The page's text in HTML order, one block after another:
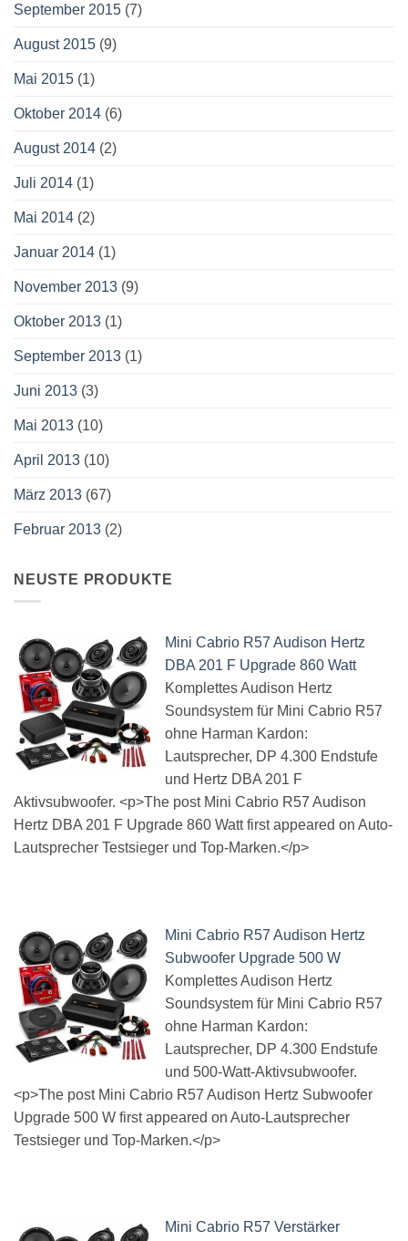
September 2015 (7)
August 2015 (9)
Mai 2015 (1)
Oktober 2014 (6)
August 2014 (2)
Juli 2014 (1)
Mai 2014 (2)
Januar 2014 (1)
November 2013 (9)
Oktober 2013 (1)
September 2013 (1)
Juni 2013 (3)
Mai 2013 (10)
April 2013 (10)
März 2013 (67)
Februar 2013 (2)
NEUSTE PRODUKTE
Mini Cabrio R57 Audison Hertz
DBA 201 F Upgrade 860 Watt
Komplettes Audison Hertz
Soundsystem für Mini Cabrio R57
ohne Harman Kardon:
Lautsprecher, DP 4.300 Endstufe
und Hertz DBA 201 F
Aktivsubwoofer. <p>The post Mini Cabrio R57 Audison
Hertz DBA 201 F Upgrade 860 Watt first appeared on Auto-
Lautsprecher Testsieger und Top-Marken.</p>
Mini Cabrio R57 Audison Hertz
Subwoofer Upgrade 500 W
Komplettes Audison Hertz
Soundsystem für Mini Cabrio R57
ohne Harman Kardon:
Lautsprecher, DP 4.300 Endstufe
und 500-Watt-Aktivsubwoofer.
<p>The post Mini Cabrio R57 Audison Hertz Subwoofer
Upgrade 500 W first appeared on Auto-Lautsprecher
Testsieger und Top-Marken.</p>
Mini Cabrio R57 Verstärker